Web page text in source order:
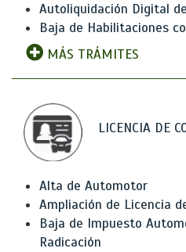
Autoliquidación Digital
Baja de Habilitaciones
MÁS TRÁMITES
LICENCIA DE
Alta de Automotor
Ampliación de Licencia
Baja de Impuesto
Radicación